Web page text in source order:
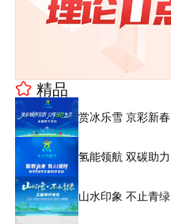
精品
赏冰乐雪 京彩新春
氢能领航 双碳助力
山水印象 不止青绿